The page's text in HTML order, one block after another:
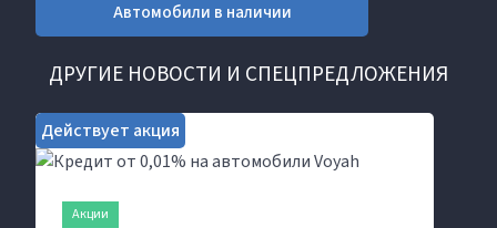
Автомобили в наличии
ДРУГИЕ НОВОСТИ И СПЕЦПРЕДЛОЖЕНИЯ
Действует акция
Акции